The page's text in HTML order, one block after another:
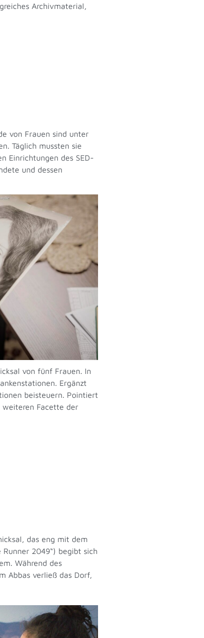
Archivmaterial,
von Frauen sind unter
Täglich mussten sie
Einrichtungen des SED-
und dessen
von fünf Frauen. In
Ergänzt
beisteuern. Pointiert
Facette der
das eng mit dem
2049“) begibt sich
Während des
Abbas verließ das Dorf,